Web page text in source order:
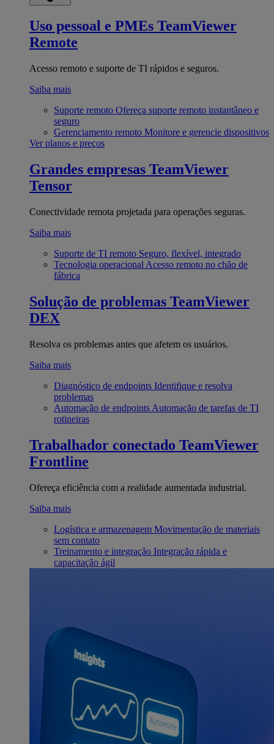
Uso pessoal e PMEs TeamViewer
Remote
Acesso remoto e suporte de TI rápidos e seguros.
Saiba mais
Suporte remoto Ofereça suporte remoto instantâneo e
seguro
Gerenciamento remoto Monitore e gerencie dispositivos
Ver planos e preços
Grandes empresas TeamViewer
Tensor
Conectividade remota projetada para operações seguras.
Saiba mais
Suporte de TI remoto Seguro, flexível, integrado
Tecnologia operacional Acesso remoto no chão de
fábrica
Solução de problemas TeamViewer
DEX
Resolva os problemas antes que afetem os usuários.
Saiba mais
Diagnóstico de endpoints Identifique e resolva
problemas
Automação de endpoints Automação de tarefas de TI
rotineiras
Trabalhador conectado TeamViewer
Frontline
Ofereça eficiência com a realidade aumentada industrial.
Saiba mais
Logística e armazenagem Movimentação de materiais
sem contato
Treinamento e integração Integração rápida e
capacitação ágil